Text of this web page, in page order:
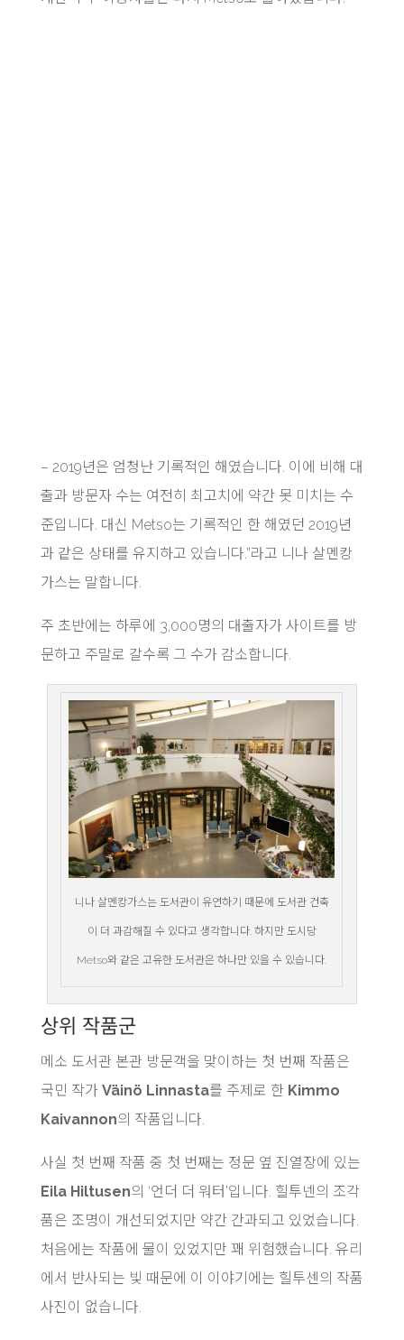
– 2019년은 엄청난 기록적인 해였습니다. 이에 비해 대
출과 방문자 수는 여전히 최고치에 약간 못 미치는 수
준입니다. 대신 Metso는 기록적인 한 해였던 2019년
과 같은 상태를 유지하고 있습니다.”라고 니나 살멘캉
가스는 말합니다.
주 초반에는 하루에 3,000명의 대출자가 사이트를 방
문하고 주말로 갈수록 그 수가 감소합니다.
니나 살멘캉가스는 도서관이 유연하기 때문에 도서관 건축
이 더 과감해질 수 있다고 생각합니다. 하지만 도시당
Metso와 같은 고유한 도서관은 하나만 있을 수 있습니다.
상위 작품군
메소 도서관 본관 방문객을 맞이하는 첫 번째 작품은
국민 작가 Väinö Linnasta를 주제로 한 Kimmo
Kaivannon의 작품입니다.
사실 첫 번째 작품 중 첫 번째는 정문 옆 진열장에 있는
Eila Hiltusen의 ‘언더 더 워터’입니다. 힐투넨의 조각
품은 조명이 개선되었지만 약간 간과되고 있었습니다.
처음에는 작품에 물이 있었지만 꽤 위험했습니다. 유리
에서 반사되는 빛 때문에 이 이야기에는 힐투센의 작품
사진이 없습니다.